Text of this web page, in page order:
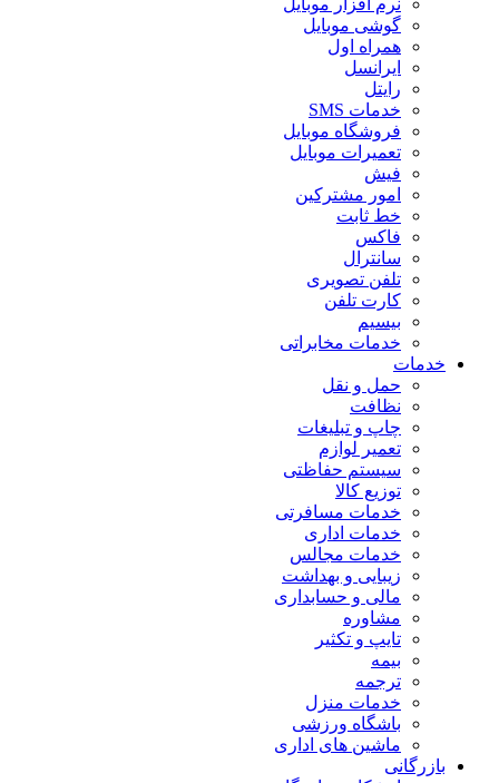
نرم افزار موبایل
گوشی موبایل
همراه اول
ایرانسل
رایتل
خدمات SMS
فروشگاه موبایل
تعمیرات موبایل
فیش
امور مشترکین
خط ثابت
فاکس
سانترال
تلفن تصویری
کارت تلفن
بیسیم
خدمات مخابراتی
خدمات
حمل و نقل
نظافت
چاپ و تبلیغات
تعمیر لوازم
سیستم حفاظتی
توزیع کالا
خدمات مسافرتی
خدمات اداری
خدمات مجالس
زیبایی و بهداشت
مالی و حسابداری
مشاوره
تایپ و تکثیر
بیمه
ترجمه
خدمات منزل
باشگاه ورزشی
ماشین های اداری
بازرگانی